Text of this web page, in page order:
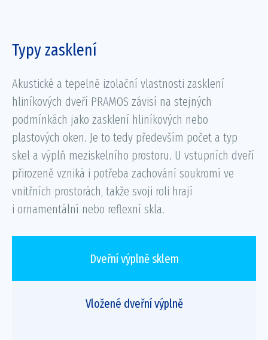
Typy zasklení
Akustické a tepelně izolační vlastnosti zasklení
hliníkových dveří PRAMOS závisí na stejných
podmínkách jako zasklení hliníkových nebo
plastových oken. Je to tedy především počet a typ
skel a výplň meziskelního prostoru. U vstupních dveří
přirozeně vzniká i potřeba zachování soukromí ve
vnitřních prostorách, takže svoji roli hrají
i ornamentální nebo reflexní skla.
Dveřní výplně sklem
Vložené dveřní výplně